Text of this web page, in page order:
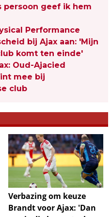
persoon geef ik hem
Performance
bij Ajax aan: 'Mijn
komt ten einde'
Oud-Ajacied
mee bij
club